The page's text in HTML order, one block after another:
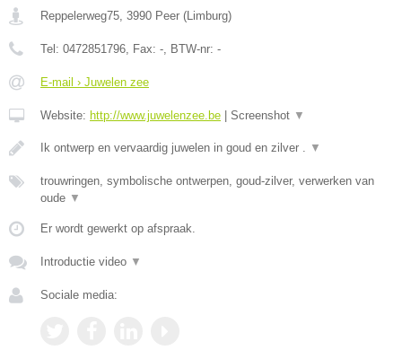
Reppelerweg75, 3990 Peer (Limburg)
Tel: 0472851796, Fax: -, BTW-nr: -
E-mail › Juwelen zee
Website: http://www.juwelenzee.be Screenshot ▼
Ik ontwerp en vervaardig juwelen in goud en zilver . ▼
trouwringen, symbolische ontwerpen, goud-zilver, verwerken van
oude ▼
Er wordt gewerkt op afspraak.
Introductie video ▼
Sociale media: